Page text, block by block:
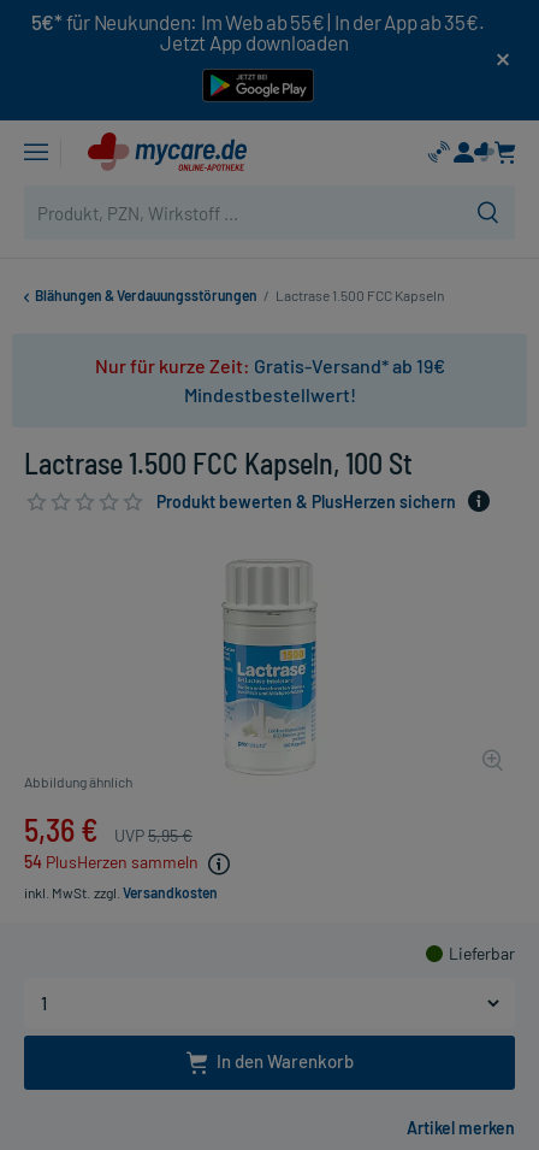
5€* für Neukunden: Im Web ab 55€ | In der App ab 35€.
Jetzt App downloaden
Blähungen & Verdauungsstörungen / Lactrase 1.500 FCC Kapseln
Nur für kurze Zeit: Gratis-Versand* ab 19€
Mindestbestellwert!
Lactrase 1.500 FCC Kapseln, 100 St
Produkt bewerten & PlusHerzen sichern
Abbildung ähnlich
5,36 € UVP5,95 €
54 PlusHerzen sammeln
inkl. MwSt. zzgl. Versandkosten
Lieferbar
In den Warenkorb